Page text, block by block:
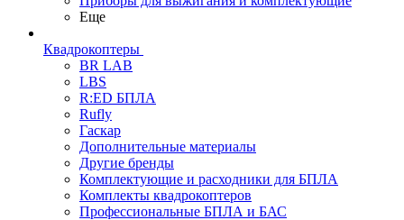
Еще
Квадрокоптеры
BR LAB
LBS
R:ED БПЛА
Rufly
Гаскар
Дополнительные материалы
Другие бренды
Комплектующие и расходники для БПЛА
Комплекты квадрокоптеров
Профессиональные БПЛА и БАС